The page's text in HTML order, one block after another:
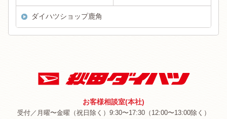
ダイハツショップ鹿角
お客様相談室(本社)
受付／月曜〜金曜（祝日除く）9:30〜17:30（12:00〜13:00除く）